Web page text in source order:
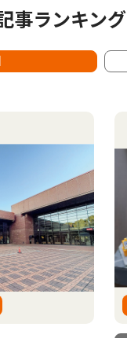
事ランキング